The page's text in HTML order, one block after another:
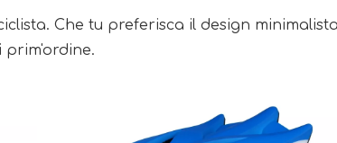
Che tu preferisca il design
prim'ordine.